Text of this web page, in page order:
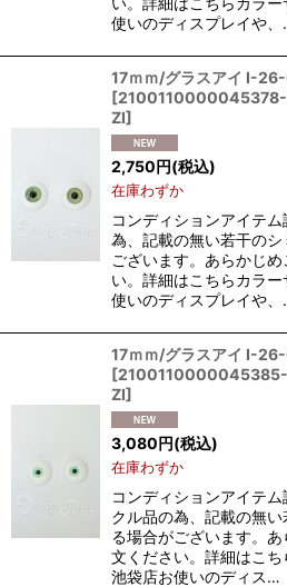
使いのディスプレイや
17ｍｍ/グラスアイ I-
[
ZI]
2,750円(税込)
在庫わずか
コンディションアイテ
為、記載の無い若干の
ございます。あらかじ
い。詳細はこちらカラ
使いのディスプレイや
17ｍｍ/グラスアイ I-
[
ZI]
3,080円(税込)
在庫わずか
コンディションアイテ
クル品の為、記載の無
る場合がございます。
文ください。詳細はこ
池袋店お使いのディス…